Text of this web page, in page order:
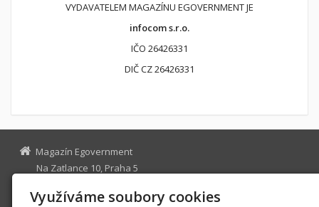
VYDAVATELEM MAGAZÍNU EGOVERNMENT JE
infocom s.r.o.
IČO 26426331
DIČ CZ 26426331
Magazín Egovernment
Na Zatlance 10, Praha 5
egovernment@egovernment.cz
Využíváme soubory cookies